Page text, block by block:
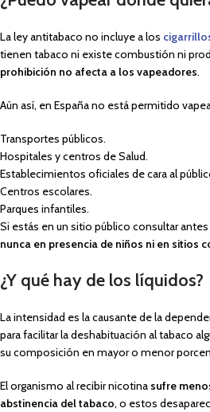
La ley antitabaco no incluye a los
tienen tabaco ni existe combustión ni
prohibición no afecta a los vapeadores.
Aún así, en España no está permitido
Transportes públicos.
Hospitales y centros de Salud.
Establecimientos oficiales de cara al
Centros escolares.
Parques infantiles.
Si estás en un sitio público consultar antes
nunca en presencia de niños ni en sitios
¿Y qué hay de los líquidos?
La intensidad es la causante de la
para facilitar la deshabituación al tabaco
su composición en mayor o menor
El organismo al recibir nicotina sufre
abstinencia del tabaco, o estos